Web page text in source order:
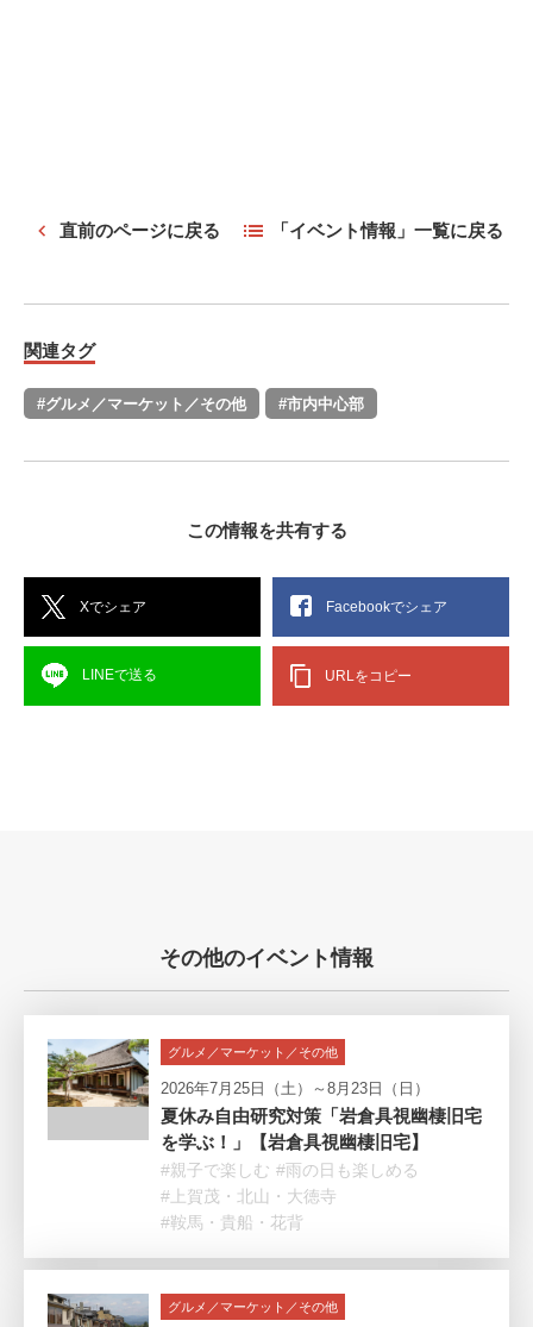
直前のページに戻る 「イベント情報」一覧に戻る
関連タグ
#グルメ／マーケット／その他 #市内中心部
この情報を共有する
Xでシェア Facebookでシェア
LINEで送る URLをコピー
その他のイベント情報
グルメ／マーケット／その他
2026年7月25日（土）～8月23日（日）
夏休み自由研究対策「岩倉具視幽棲旧宅
を学ぶ！」【岩倉具視幽棲旧宅】
#親子で楽しむ #雨の日も楽しめる
#上賀茂・北山・大徳寺
#鞍馬・貴船・花背
グルメ／マーケット／その他